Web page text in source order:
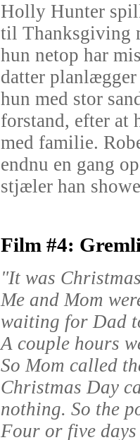
Holly Hunter
til Thanksgiving
hun netop har
datter
hun med stor
forstand, efter at
med familie.
endnu en gang
stjæler han
Film #4:
"It was
Me and Mom
waiting for Dad
A couple hours
So Mom called
Christmas Day
nothing. So the
Four or five